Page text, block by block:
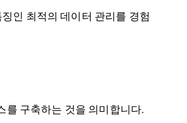
인 최적의 데이터 관리를 경험
를 구축하는 것을 의미합니다.